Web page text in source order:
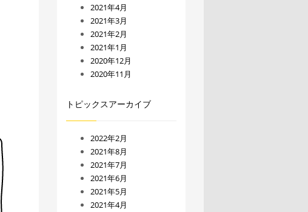
2021年4月
2021年3月
2021年2月
2021年1月
2020年12月
2020年11月
トピックスアーカイブ
2022年2月
2021年8月
2021年7月
2021年6月
2021年5月
2021年4月